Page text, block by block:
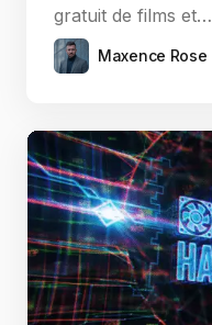
gratuit de films et…
Maxence Rose